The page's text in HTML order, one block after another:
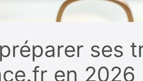
ses
en 2026